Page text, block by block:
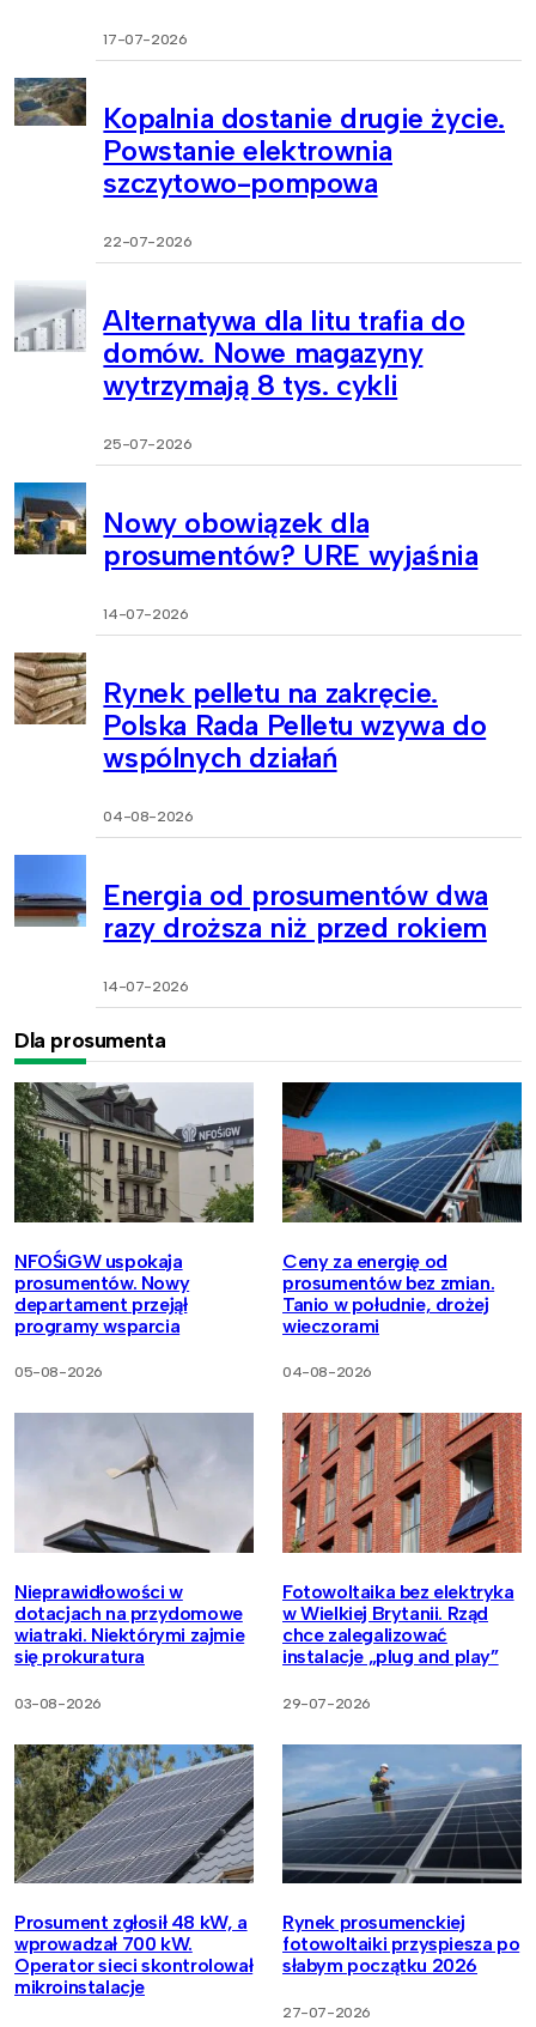
17-07-2026
Kopalnia dostanie drugie życie.
Powstanie elektrownia
szczytowo-pompowa
22-07-2026
Alternatywa dla litu trafia do
domów. Nowe magazyny
wytrzymają 8 tys. cykli
25-07-2026
Nowy obowiązek dla
prosumentów? URE wyjaśnia
14-07-2026
Rynek pelletu na zakręcie.
Polska Rada Pelletu wzywa do
wspólnych działań
04-08-2026
Energia od prosumentów dwa
razy droższa niż przed rokiem
14-07-2026
Dla prosumenta
NFOŚiGW uspokaja
prosumentów. Nowy
departament przejął
programy wsparcia
05-08-2026
Ceny za energię od
prosumentów bez zmian.
Tanio w południe, drożej
wieczorami
04-08-2026
Nieprawidłowości w
dotacjach na przydomowe
wiatraki. Niektórymi zajmie
się prokuratura
03-08-2026
Fotowoltaika bez elektryka
w Wielkiej Brytanii. Rząd
chce zalegalizować
instalacje „plug and play”
29-07-2026
Prosument zgłosił 48 kW, a
wprowadzał 700 kW.
Operator sieci skontrolował
mikroinstalacje
Rynek prosumenckiej
fotowoltaiki przyspiesza po
słabym początku 2026
27-07-2026